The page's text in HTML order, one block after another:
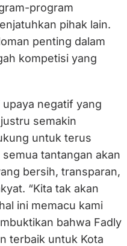
program
pihak lain.
penting dalam
kompetisi yang
negatif yang
semakin
untuk terus
tantangan akan
bersih, transparan,
“Kita tak akan
ini memacu kami
bahwa Fadly
terbaik untuk Kota